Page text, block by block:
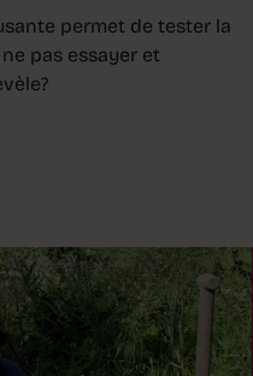
permet de tester la
pas essayer et